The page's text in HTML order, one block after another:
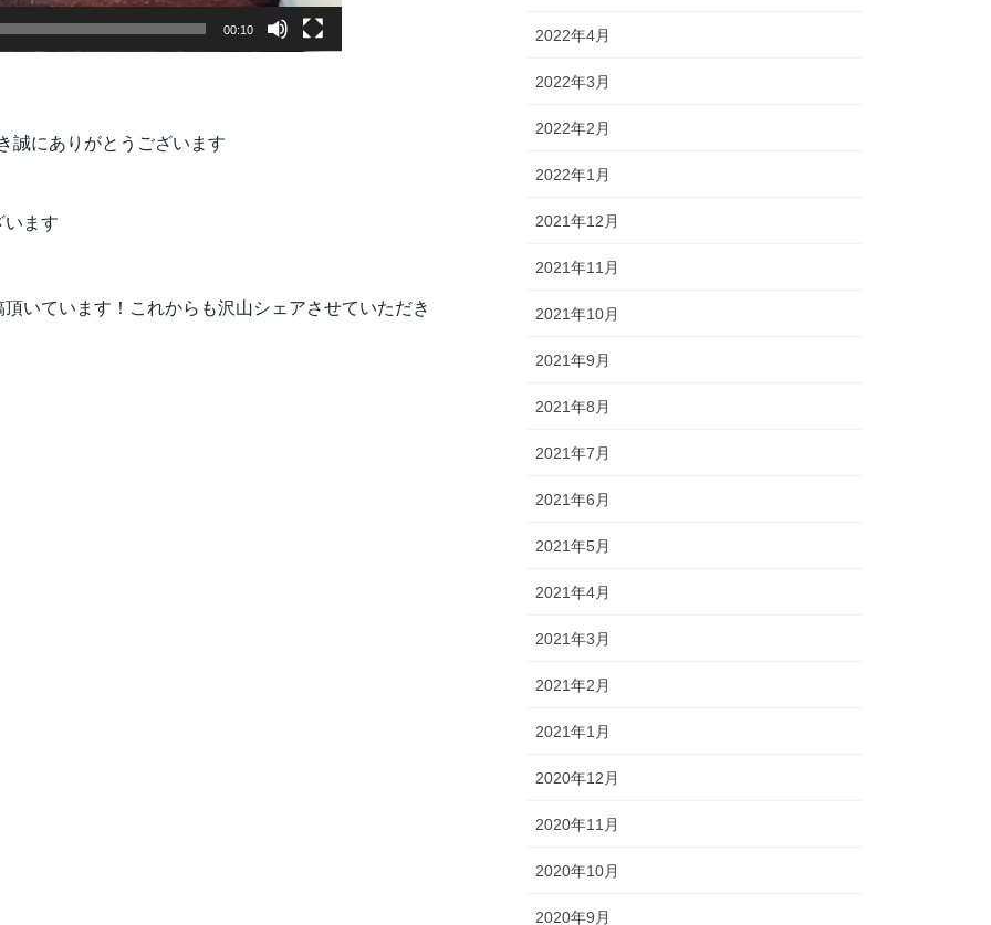
00:10
誠にありがとうございます
います
いています！これからも沢山シェアさせていただき
2022年4月
2022年3月
2022年2月
2022年1月
2021年12月
2021年11月
2021年10月
2021年9月
2021年8月
2021年7月
2021年6月
2021年5月
2021年4月
2021年3月
2021年2月
2021年1月
2020年12月
2020年11月
2020年10月
2020年9月